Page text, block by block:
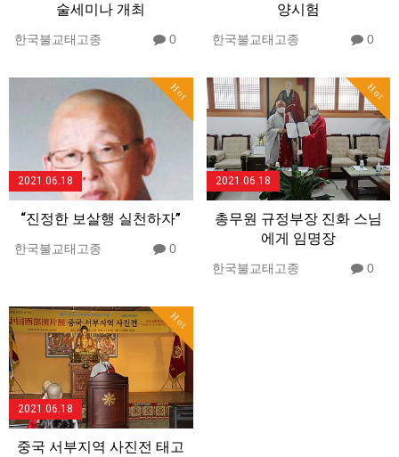
술세미나 개최
한국불교태고종 0
양시험
한국불교태고종 0
Hot
2021.06.18
“진정한 보살행 실천하자”
한국불교태고종 0
Hot
2021.06.18
총무원 규정부장 진화 스님
에게 임명장
한국불교태고종 0
Hot
2021.06.18
중국 서부지역 사진전 태고